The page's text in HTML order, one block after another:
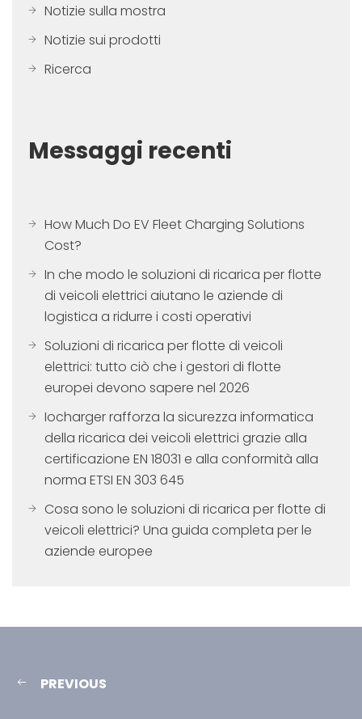
Notizie sulla mostra
Notizie sui prodotti
Ricerca
Messaggi recenti
How Much Do EV Fleet Charging Solutions
Cost?
In che modo le soluzioni di ricarica per flotte
di veicoli elettrici aiutano le aziende di
logistica a ridurre i costi operativi
Soluzioni di ricarica per flotte di veicoli
elettrici: tutto ciò che i gestori di flotte
europei devono sapere nel 2026
Iocharger rafforza la sicurezza informatica
della ricarica dei veicoli elettrici grazie alla
certificazione EN 18031 e alla conformità alla
norma ETSI EN 303 645
Cosa sono le soluzioni di ricarica per flotte di
veicoli elettrici? Una guida completa per le
aziende europee
PREVIOUS